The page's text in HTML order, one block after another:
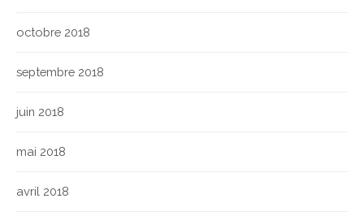
octobre 2018
septembre 2018
juin 2018
mai 2018
avril 2018